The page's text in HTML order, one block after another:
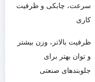
سرعت، چابکی و ظرفیت
کاری
ظرفیت بالاتر، وزن بیشتر
و توان بهتر برای
جلوبندهای صنعتی